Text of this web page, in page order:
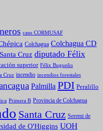
caso CORMUSAF
Colchagua Colchagua CD
Cruz diputado Félix
superior Félix Bugueño
Cruz incendio incendios forestales
Palmilla PDI Peralillo
Primera B Provincia de Colchagua
Santa Cruz Seremi de
de O'Higgins UOH